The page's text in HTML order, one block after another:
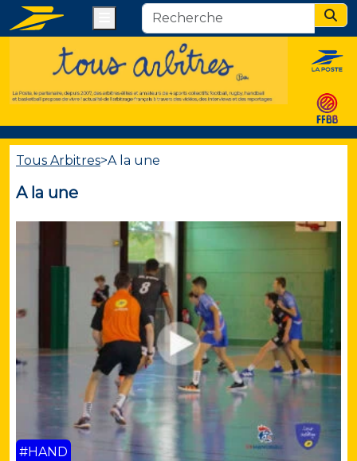
Tous Arbitres>A la une
A la une
#HAND